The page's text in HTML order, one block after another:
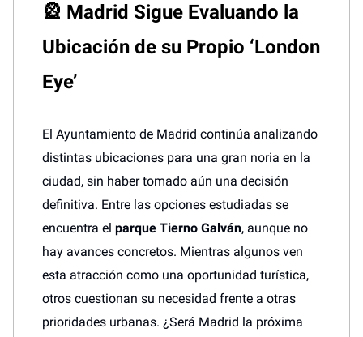
🎡 Madrid Sigue Evaluando la
Ubicación de su Propio ‘London
Eye’
El Ayuntamiento de Madrid continúa analizando
distintas ubicaciones para una gran noria en la
ciudad, sin haber tomado aún una decisión
definitiva. Entre las opciones estudiadas se
encuentra el parque Tierno Galván, aunque no
hay avances concretos. Mientras algunos ven
esta atracción como una oportunidad turística,
otros cuestionan su necesidad frente a otras
prioridades urbanas. ¿Será Madrid la próxima